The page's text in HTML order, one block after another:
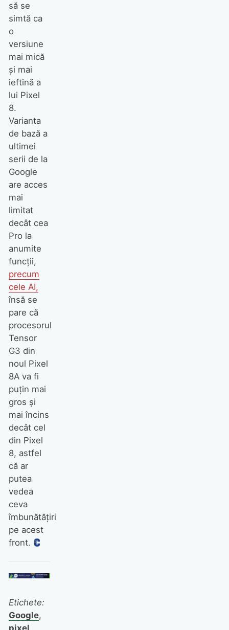
să se
simtă ca
o
versiune
mai mică
și mai
ieftină a
lui Pixel
8.
Varianta
de bază a
ultimei
serii de la
Google
are acces
mai
limitat
decât cea
Pro la
anumite
funcții,
precum
cele AI,
însă se
pare că
procesorul
Tensor
G3 din
noul Pixel
8A va fi
puțin mai
gros și
mai încins
decât cel
din Pixel
8, astfel
că ar
putea
vedea
ceva
îmbunătățiri
pe acest
front.
Etichete:
Google,